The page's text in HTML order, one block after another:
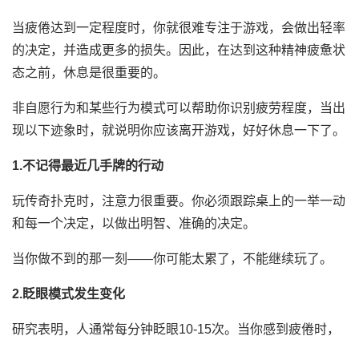
当疲倦达到一定程度时，你就很难专注于游戏，会做出轻率
的决定，并造成更多的损失。因此，在达到这种精神疲惫状
态之前，休息是很重要的。
非自愿行为和某些行为模式可以帮助你识别疲劳程度，当出
现以下迹象时，就说明你应该离开游戏，好好休息一下了。
1.不记得最近几手牌的行动
玩传奇扑克时，注意力很重要。你必须跟踪桌上的一举一动
和每一个决定，以做出明智、准确的决定。
当你做不到的那一刻——你可能太累了，不能继续玩了。
2.眨眼模式发生变化
研究表明，人通常每分钟眨眼10-15次。当你感到疲倦时，